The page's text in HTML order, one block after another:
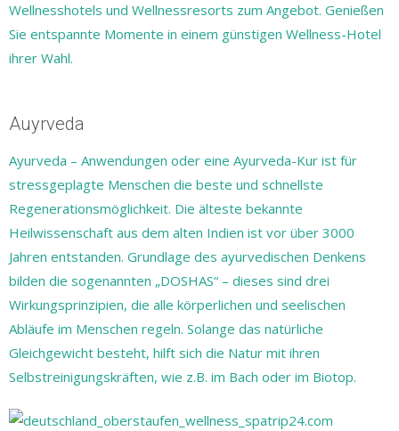
Wellnesshotels und Wellnessresorts zum Angebot. Genießen
Sie entspannte Momente in einem günstigen Wellness-Hotel
ihrer Wahl.
Auyrveda
Ayurveda – Anwendungen oder eine Ayurveda-Kur ist für
stressgeplagte Menschen die beste und schnellste
Regenerationsmöglichkeit. Die älteste bekannte
Heilwissenschaft aus dem alten Indien ist vor über 3000
Jahren entstanden. Grundlage des ayurvedischen Denkens
bilden die sogenannten „DOSHAS“ – dieses sind drei
Wirkungsprinzipien, die alle körperlichen und seelischen
Abläufe im Menschen regeln. Solange das natürliche
Gleichgewicht besteht, hilft sich die Natur mit ihren
Selbstreinigungskräften, wie z.B. im Bach oder im Biotop.